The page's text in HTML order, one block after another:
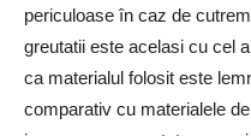
periculoase în caz de
greutatii este acelasi cu cel
ca materialul folosit este
comparativ cu materialele